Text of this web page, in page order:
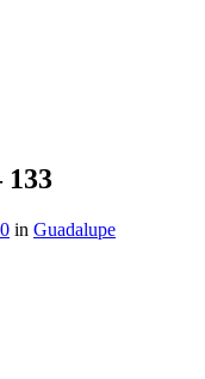
133
in Guadalupe